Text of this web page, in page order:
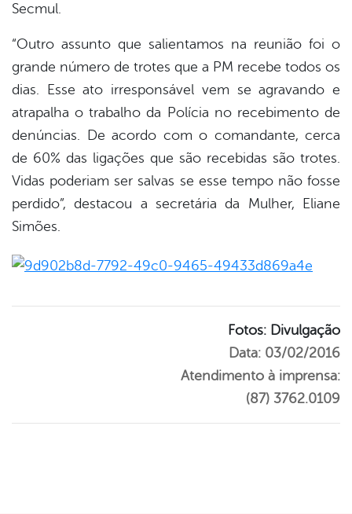
Secmul.
“Outro assunto que salientamos na reunião foi o
grande número de trotes que a PM recebe todos os
dias. Esse ato irresponsável vem se agravando e
atrapalha o trabalho da Polícia no recebimento de
denúncias. De acordo com o comandante, cerca
de 60% das ligações que são recebidas são trotes.
Vidas poderiam ser salvas se esse tempo não fosse
perdido”, destacou a secretária da Mulher, Eliane
Simões.
Fotos: Divulgação
Data: 03/02/2016
Atendimento à imprensa:
(87) 3762.0109